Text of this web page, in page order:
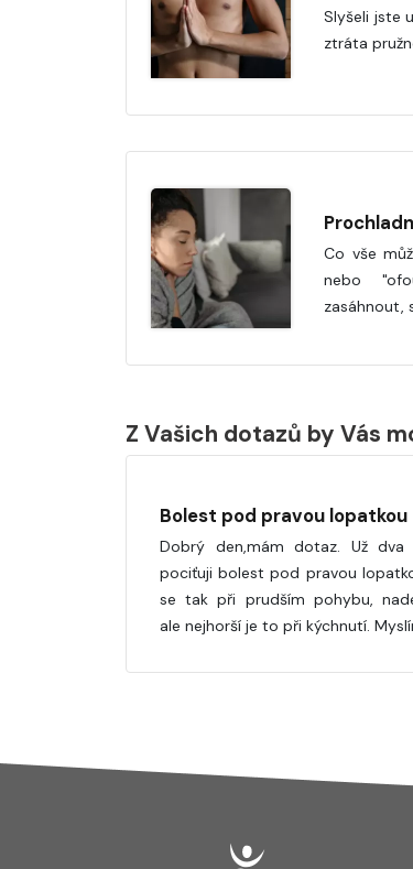
Slyšeli jste
ztráta
Co vše
nebo
zasáhnout,
Z Vašich dotazů by Vás
Bolest pod pravou lopatkou
Dobrý den,mám dotaz. Už dva
pociťuji bolest pod pravou
se tak při prudším pohybu,
ale nejhorší je to při kýchnutí.